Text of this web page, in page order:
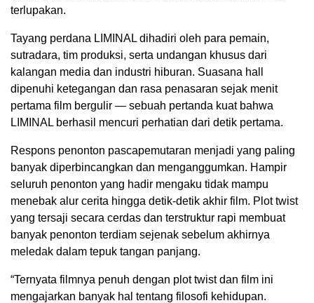
terlupakan.
Tayang perdana LIMINAL dihadiri oleh para pemain,
sutradara, tim produksi, serta undangan khusus dari
kalangan media dan industri hiburan. Suasana hall
dipenuhi ketegangan dan rasa penasaran sejak menit
pertama film bergulir — sebuah pertanda kuat bahwa
LIMINAL berhasil mencuri perhatian dari detik pertama.
Respons penonton pascapemutaran menjadi yang paling
banyak diperbincangkan dan menganggumkan. Hampir
seluruh penonton yang hadir mengaku tidak mampu
menebak alur cerita hingga detik-detik akhir film. Plot twist
yang tersaji secara cerdas dan terstruktur rapi membuat
banyak penonton terdiam sejenak sebelum akhirnya
meledak dalam tepuk tangan panjang.
“Ternyata filmnya penuh dengan plot twist dan film ini
mengajarkan banyak hal tentang filosofi kehidupan.